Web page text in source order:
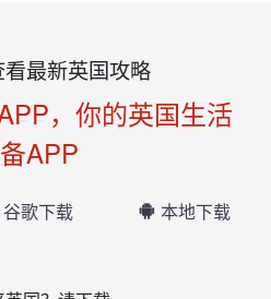
最新英国攻略
，你的英国生活
APP
谷歌下载 本地下载